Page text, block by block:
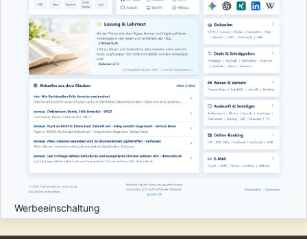
Werbeeinschaltung